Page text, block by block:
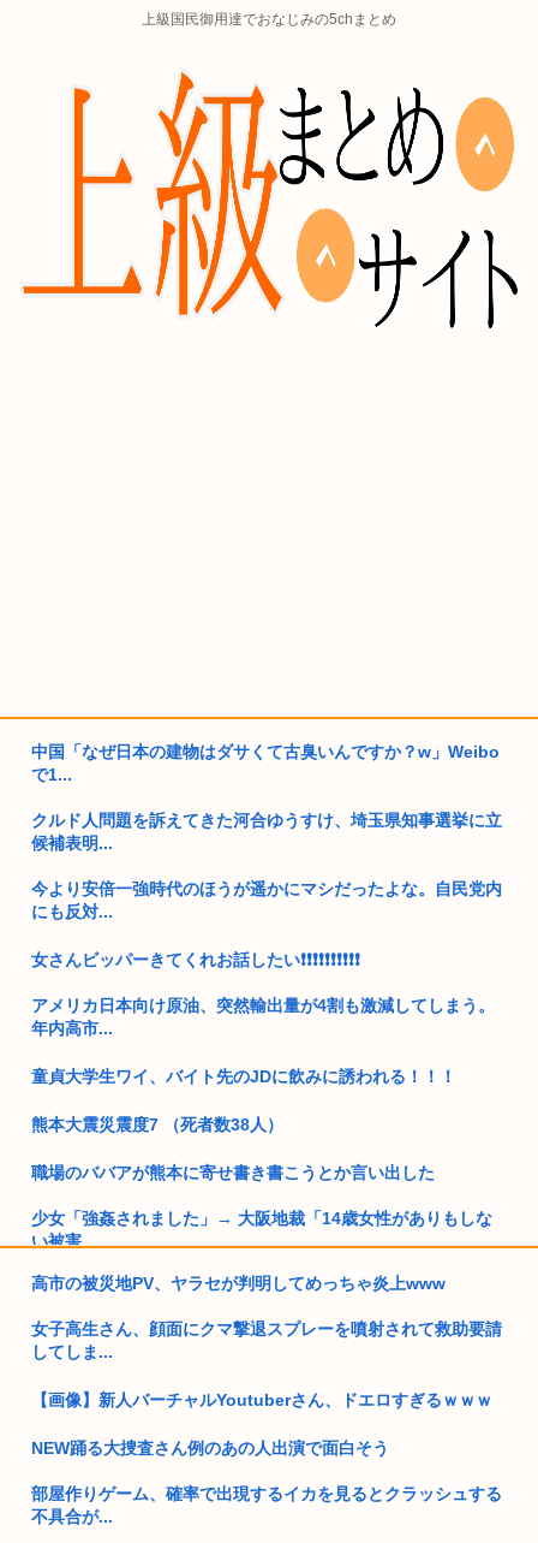
上級国民御用達でおなじみの5chまとめ
中国「なぜ日本の建物はダサくて古臭いんですか？w」Weibo
で1...
クルド人問題を訴えてきた河合ゆうすけ、埼玉県知事選挙に立
候補表明...
今より安倍一強時代のほうが遥かにマシだったよな。自民党内
にも反対...
女さんビッパーきてくれお話したい❗❗❗❗❗❗❗❗❗❗
アメリカ日本向け原油、突然輸出量が4割も激減してしまう。
年内高市...
童貞大学生ワイ、バイト先のJDに飲みに誘われる！！！
熊本大震災震度7 （死者数38人）
職場のババアが熊本に寄せ書き書こうとか言い出した
少女「強姦されました」→ 大阪地裁「14歳女性がありもしな
い被害...
緊縮財政論者として知られる大物財務官僚、高市早苗の逆鱗に
開成→東大法学部トップのエース官僚もサナ(神戸大)には勝て
類は少な...
高市の被災地PV、ヤラセが判明してめっちゃ炎上www
女子高生さん、顔面にクマ撃退スプレーを噴射されて救助要請
してしま...
【画像】新人バーチャルYoutuberさん、ドエロすぎるｗｗｗ
NEW踊る大捜査さん例のあの人出演で面白そう
部屋作りゲーム、確率で出現するイカを見るとクラッシュする
不具合が...